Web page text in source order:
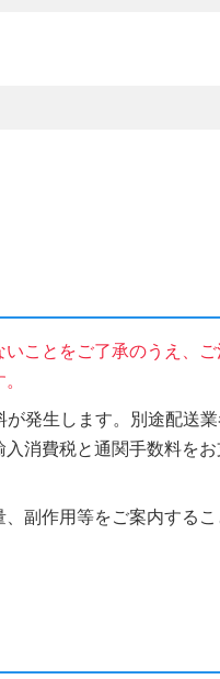
ことをご了承のうえ、
発生します。別途配
消費税と通関手数料を
副作用等をご案内するこ